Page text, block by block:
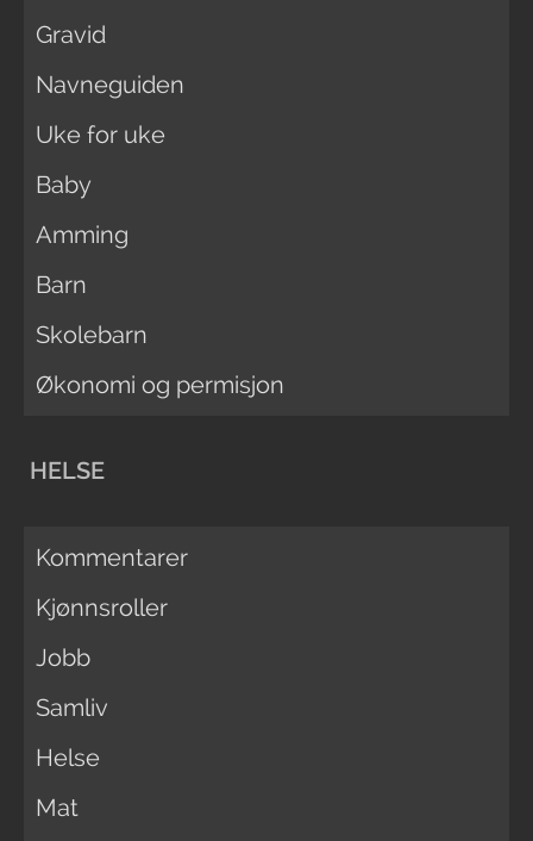
Gravid
Navneguiden
Uke for uke
Baby
Amming
Barn
Skolebarn
Økonomi og permisjon
HELSE
Kommentarer
Kjønnsroller
Jobb
Samliv
Helse
Mat